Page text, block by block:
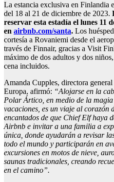
La estancia exclusiva en Finlandia
del 18 al 21 de diciembre de 2023.
reservar esta estadía el lunes 11
en airbnb.com/santa. Los
cortesía a Rovaniemi desde el
través de Finnair, gracias a Visit
máximo de dos adultos y dos
cena incluidos.
Amanda Cupples, directora
Europa, afirmó: “Alojarse en la
Polar Ártico, en medio de la
vacaciones, es un viaje al corazón
encantados de que Chief Elf haya
Airbnb e invitar a una familia a
única, donde ayudarán a revisar
todo el mundo y participarán en
excursiones en motos de nieve,
saunas tradicionales, creando
en el camino”.